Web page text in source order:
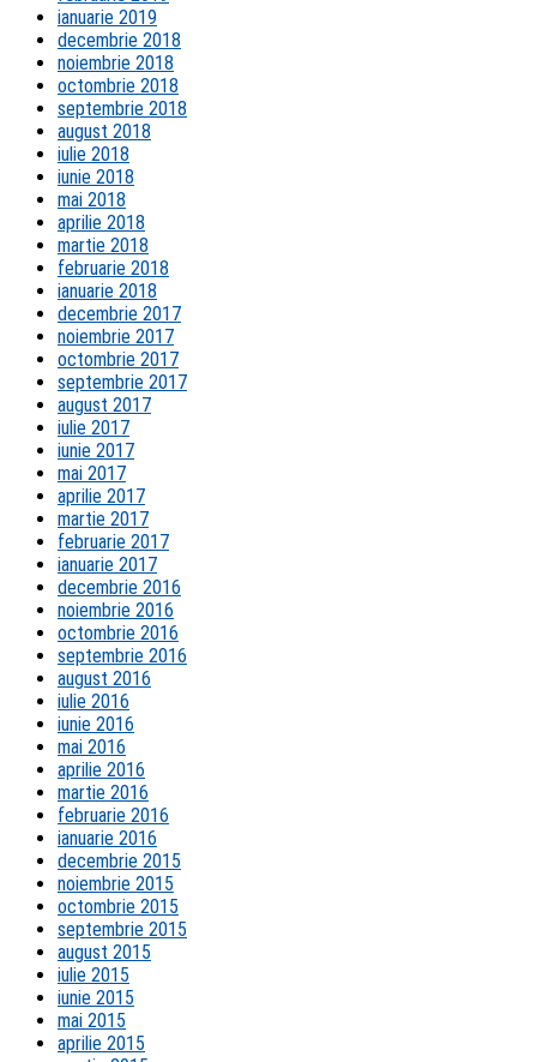
ianuarie 2019
decembrie 2018
noiembrie 2018
octombrie 2018
septembrie 2018
august 2018
iulie 2018
iunie 2018
mai 2018
aprilie 2018
martie 2018
februarie 2018
ianuarie 2018
decembrie 2017
noiembrie 2017
octombrie 2017
septembrie 2017
august 2017
iulie 2017
iunie 2017
mai 2017
aprilie 2017
martie 2017
februarie 2017
ianuarie 2017
decembrie 2016
noiembrie 2016
octombrie 2016
septembrie 2016
august 2016
iulie 2016
iunie 2016
mai 2016
aprilie 2016
martie 2016
februarie 2016
ianuarie 2016
decembrie 2015
noiembrie 2015
octombrie 2015
septembrie 2015
august 2015
iulie 2015
iunie 2015
mai 2015
aprilie 2015